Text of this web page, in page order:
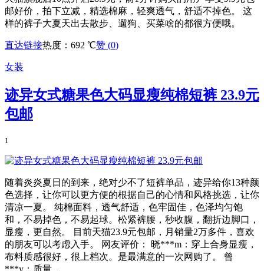
邮好价，拍下立减，精选棉麻，轻爽透气，舒适不掉色。 这
样的裤子大夏天出去散步、遛狗、买菜啥的都很方便哦。
直达链接热度：692 ℃赞 (0)
女装
迹异女式糖果色大码显瘦纯棉短裤 23.9元
包邮
1
随着炎炎夏日的到来，绝对少不了短裤单品，迹异给你13种颜
色选择，让你可以更方便的根据自己的心情和风格挑选，让你
清凉一夏。 纯棉面料，透气舒适，色牢固佳，色泽均匀饱
和，不易掉色，不易起球。松紧裤腰，秒收腹，翻折边脚口，
显瘦，更自然。 目前天猫23.9元包邮，月销量2万多件，喜欢
的朋友可以考虑入手。 网友评价： 晓***m：穿上合身显瘦，
布料质感很好，很上档次。是最满意的一次网购了。 曾
***y：质量...